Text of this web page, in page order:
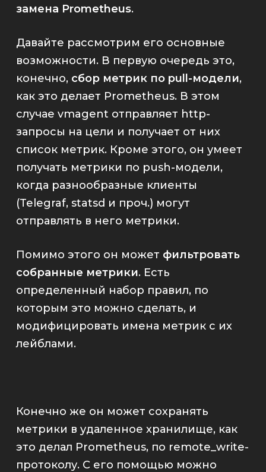
замена Prometheus.
Давайте рассмотрим его основные
возможности. В первую очередь это,
конечно, сбор метрик по pull-модели,
как это делает Prometheus. В этом
случае vmagent отправляет http-
запросы на цели и получает от них
список метрик. Кроме этого, он умеет
получать метрики по push-модели,
когда разнообразные клиенты
(Telegraf, statsd и проч.) могут
отправлять в него метрики.
Помимо этого он может фильтровать
собранные метрики. Есть
определенный набор правил, по
которым это можно сделать, и
модифицировать имена метрик с их
лейблами.
Конечно же он может сохранять
метрики в удаленное хранилище, как
это делал Prometheus, по remote_write-
протоколу. С его помощью можно